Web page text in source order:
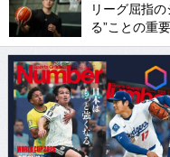
リーグ屈指
る”ことの重